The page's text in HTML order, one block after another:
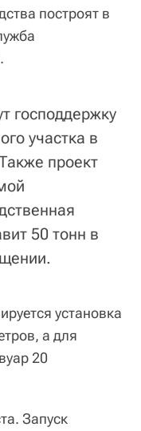
построят в
господдержку
участка в
проект
50 тонн в
установка
а для
20
Запуск